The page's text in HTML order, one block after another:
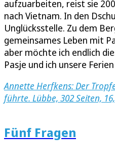
aufzuarbeiten, reist sie
nach Vietnam. In den
Unglücksstelle. Zu dem
gemeinsames Leben mit
aber möchte ich endlich
Pasje und ich unsere
Annette Herfkens: Der
führte. Lübbe, 302 Seiten,
Fünf Fragen